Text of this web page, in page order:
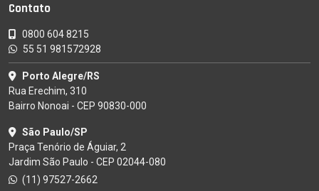
Contato
0800 604 8215
55 51 981572928
Porto Alegre/RS
Rua Erechim, 310
Bairro Nonoai - CEP 90830-000
São Paulo/SP
Praça Tenório de Águiar, 2
Jardim São Paulo - CEP 02044-080
(11) 97527-2662